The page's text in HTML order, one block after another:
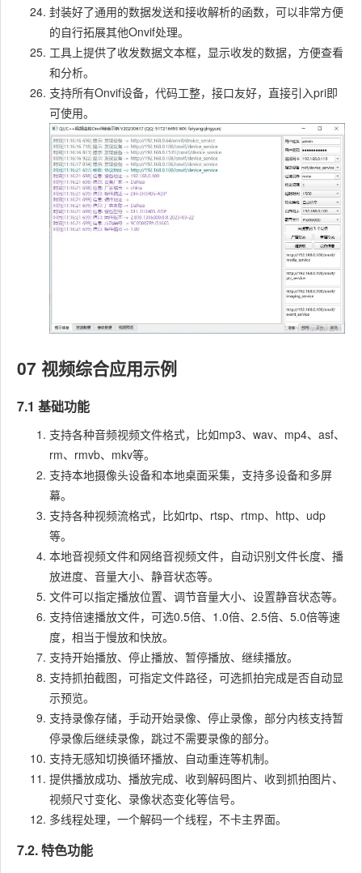
封装好了通用的数据发送和接收解析的函数，可以非常方便
的自行拓展其他Onvif处理。
工具上提供了收发数据文本框，显示收发的数据，方便查看
和分析。
支持所有Onvif设备，代码工整，接口友好，直接引入pri即
可使用。
07 视频综合应用示例
7.1 基础功能
支持各种音频视频文件格式，比如mp3、wav、mp4、asf、
rm、rmvb、mkv等。
支持本地摄像头设备和本地桌面采集，支持多设备和多屏
幕。
支持各种视频流格式，比如rtp、rtsp、rtmp、http、udp
等。
本地音视频文件和网络音视频文件，自动识别文件长度、播
放进度、音量大小、静音状态等。
文件可以指定播放位置、调节音量大小、设置静音状态等。
支持倍速播放文件，可选0.5倍、1.0倍、2.5倍、5.0倍等速
度，相当于慢放和快放。
支持开始播放、停止播放、暂停播放、继续播放。
支持抓拍截图，可指定文件路径，可选抓拍完成是否自动显
示预览。
支持录像存储，手动开始录像、停止录像，部分内核支持暂
停录像后继续录像，跳过不需要录像的部分。
支持无感知切换循环播放、自动重连等机制。
提供播放成功、播放完成、收到解码图片、收到抓拍图片、
视频尺寸变化、录像状态变化等信号。
多线程处理，一个解码一个线程，不卡主界面。
7.2. 特色功能